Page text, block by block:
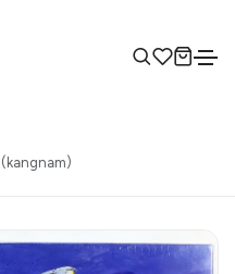
(kangnam)